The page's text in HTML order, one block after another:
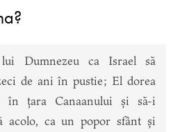
Dumnezeu ca Israel să
de ani în pustie; El dorea
în țara Canaanului și să-i
acolo, ca un popor sfânt și